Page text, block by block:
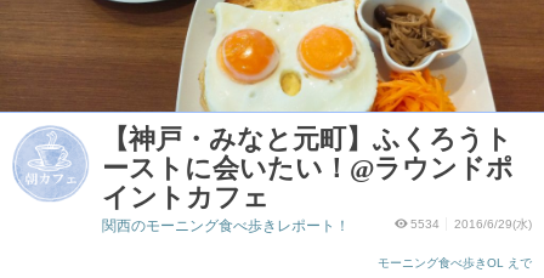
【神戸・みなと元町】ふくろうト
ーストに会いたい！@ラウンドポ
イントカフェ
5534 2016/6/29(水)
モーニング食べ歩きOL えで
関西のモーニング食べ歩きレポート！